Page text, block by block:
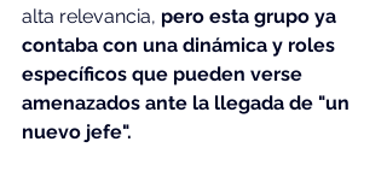
alta relevancia, pero esta grupo ya
contaba con una dinámica y roles
específicos que pueden verse
amenazados ante la llegada de "un
nuevo jefe".